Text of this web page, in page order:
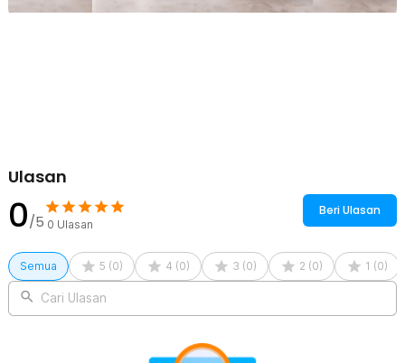
Ulasan
0/5 0 Ulasan
Beri Ulasan
Semua 5 (0) 4 (0) 3 (0) 2 (0) 1 (0)
Cari Ulasan